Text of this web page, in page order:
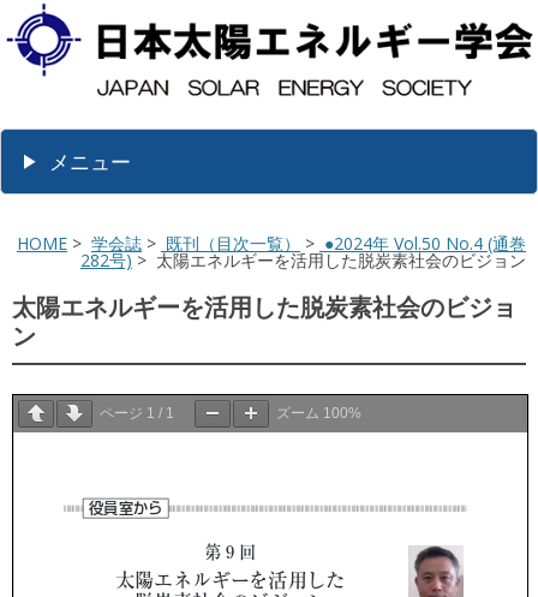
メニュー
HOME > 学会誌 > 既刊（目次一覧） > ●2024年 Vol.50 No.4 (通巻
282号) > 太陽エネルギーを活用した脱炭素社会のビジョン
太陽エネルギーを活用した脱炭素社会のビジョ
ン
ページ 1 / 1 ズーム 100%